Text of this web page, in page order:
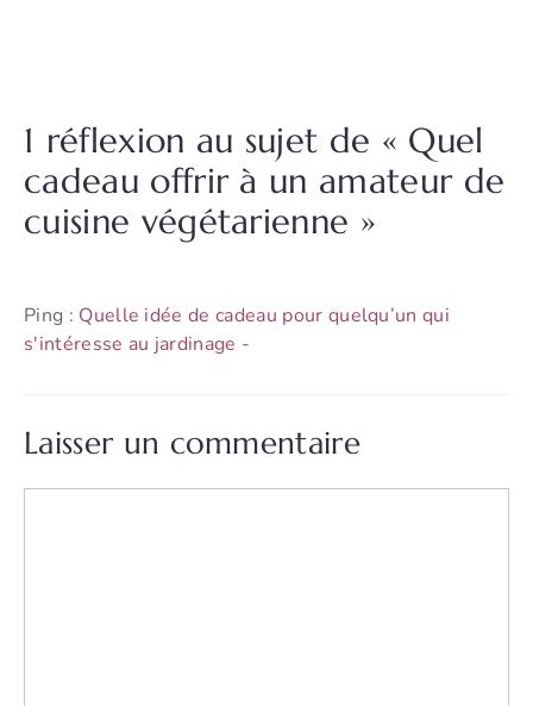
1 réflexion au sujet de « Quel
cadeau offrir à un amateur de
cuisine végétarienne »
Ping : Quelle idée de cadeau pour quelqu’un qui
s'intéresse au jardinage -
Laisser un commentaire